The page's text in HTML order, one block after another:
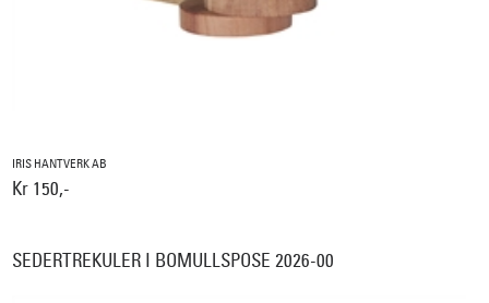
IRIS HANTVERK AB
Kr 150,-
SEDERTREKULER I BOMULLSPOSE 2026-00